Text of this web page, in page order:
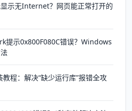
示无Internet？网页能正常打开的
提示0x800F080C错误？Windows
程：解决“缺少运行库”报错全攻